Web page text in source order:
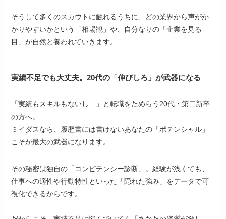
そうして多くのスカウトに触れるうちに、どの業界から声がか
かりやすいかという「相場観」や、自分なりの「企業を見る
目」が自然と養われていきます。
実績不足でも大丈夫。20代の「伸びしろ」が武器になる
「実績もスキルもないし…」と転職をためらう20代・第二新卒
の方へ。
ミイダスなら、履歴書には書けないあなたの「ポテンシャル」
こそが最大の武器になります。
その秘密は独自の「コンピテンシー診断」。経験が浅くても、
仕事への適性や行動特性といった「隠れた強み」をデータで可
視化できるからです。